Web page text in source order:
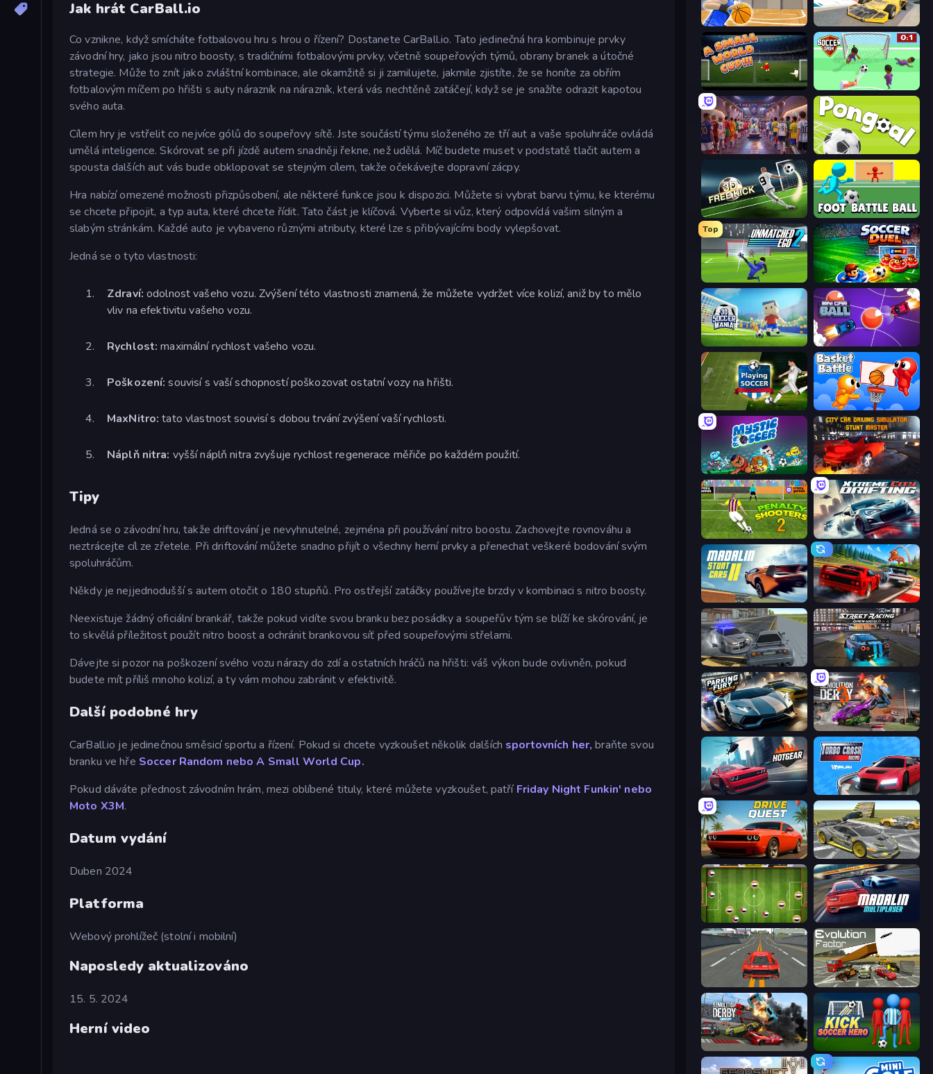
Jak hrát CarBall.io
Co vznikne, když smícháte fotbalovou hru s hrou o řízení? Dostanete CarBall.io. Tato jedinečná hra kombinuje prvky
závodní hry, jako jsou nitro boosty, s tradičními fotbalovými prvky, včetně soupeřových týmů, obrany branek a útočné
strategie. Může to znít jako zvláštní kombinace, ale okamžitě si ji zamilujete, jakmile zjistíte, že se honíte za obřím
fotbalovým míčem po hřišti s auty nárazník na nárazník, která vás nechtěně zatáčejí, když se je snažíte odrazit kapotou
svého auta.
Cílem hry je vstřelit co nejvíce gólů do soupeřovy sítě. Jste součástí týmu složeného ze tří aut a vaše spoluhráče ovládá
umělá inteligence. Skórovat se při jízdě autem snadněji řekne, než udělá. Míč budete muset v podstatě tlačit autem a
spousta dalších aut vás bude obklopovat se stejným cílem, takže očekávejte dopravní zácpy.
Hra nabízí omezené možnosti přizpůsobení, ale některé funkce jsou k dispozici. Můžete si vybrat barvu týmu, ke kterému
se chcete připojit, a typ auta, které chcete řídit. Tato část je klíčová. Vyberte si vůz, který odpovídá vašim silným a
slabým stránkám. Každé auto je vybaveno různými atributy, které lze s přibývajícími body vylepšovat.
Jedná se o tyto vlastnosti:
Zdraví: odolnost vašeho vozu. Zvýšení této vlastnosti znamená, že můžete vydržet více kolizí, aniž by to mělo
vliv na efektivitu vašeho vozu.
Rychlost: maximální rychlost vašeho vozu.
Poškození: souvisí s vaší schopností poškozovat ostatní vozy na hřišti.
MaxNitro: tato vlastnost souvisí s dobou trvání zvýšení vaší rychlosti.
Náplň nitra: vyšší náplň nitra zvyšuje rychlost regenerace měřiče po každém použití.
Tipy
Jedná se o závodní hru, takže driftování je nevyhnutelné, zejména při používání nitro boostu. Zachovejte rovnováhu a
neztrácejte cíl ze zřetele. Při driftování můžete snadno přijít o všechny herní prvky a přenechat veškeré bodování svým
spoluhráčům.
Někdy je nejjednodušší s autem otočit o 180 stupňů. Pro ostřejší zatáčky používejte brzdy v kombinaci s nitro boosty.
Neexistuje žádný oficiální brankář, takže pokud vidíte svou branku bez posádky a soupeřův tým se blíží ke skórování, je
to skvělá příležitost použít nitro boost a ochránit brankovou síť před soupeřovými střelami.
Dávejte si pozor na poškození svého vozu nárazy do zdí a ostatních hráčů na hřišti: váš výkon bude ovlivněn, pokud
budete mít příliš mnoho kolizí, a ty vám mohou zabránit v efektivitě.
Další podobné hry
CarBall.io je jedinečnou směsicí sportu a řízení. Pokud si chcete vyzkoušet několik dalších sportovních her, braňte svou
branku ve hře Soccer Random nebo A Small World Cup.
Pokud dáváte přednost závodním hrám, mezi oblíbené tituly, které můžete vyzkoušet, patří Friday Night Funkin' nebo
Moto X3M.
Datum vydání
Duben 2024
Platforma
Webový prohlížeč (stolní i mobilní)
Naposledy aktualizováno
15. 5. 2024
Herní video
Unmatched Basketball Madness Cars Destroy
A Small World Cup Soccer Dash
CG FC 26 Pongoal
Free Kick Classic (3D Free Kick) Foot Battle Ball
Top
Unmatched Ego 2 Soccer Duel
3D Soccer Mania Mini Car Ball
Playing Soccer Basket Battle
Mystic Soccer
Penalty Shooters 2 Xtreme City Drifting
Madalin Stunt Cars 2 Racing: Online!
RCC City Racing
Parking Fury 3D: Side Hustle Demolition Derby 3
Hotgear Turbo Crash
Drive Quest Wrong Way
Soccer Challenge
Modern Car Racing 2 Evolution Factor
Demolition Derby 2 Kick Soccer Hero